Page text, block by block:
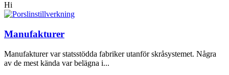
Hi
Manufakturer
Manufakturer var statsstödda fabriker utanför skråsystemet. Några
av de mest kända var belägna i...